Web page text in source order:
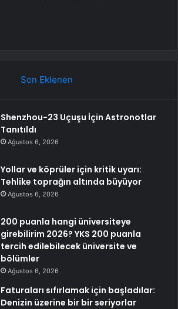
Son Eklenen
Shenzhou-23 Uçuşu İçin Astronotlar
Tanıtıldı
Ağustos 6, 2026
Yollar ve köprüler için kritik uyarı:
Tehlike toprağın altında büyüyor
Ağustos 6, 2026
200 puanla hangi üniversiteye
girebilirim 2026? YKS 200 puanla
tercih edilebilecek üniversite ve
bölümler
Ağustos 6, 2026
Faturaları sıfırlamak için başladılar:
Denizin üzerine bir bir seriyorlar